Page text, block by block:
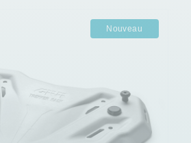
Nouveau